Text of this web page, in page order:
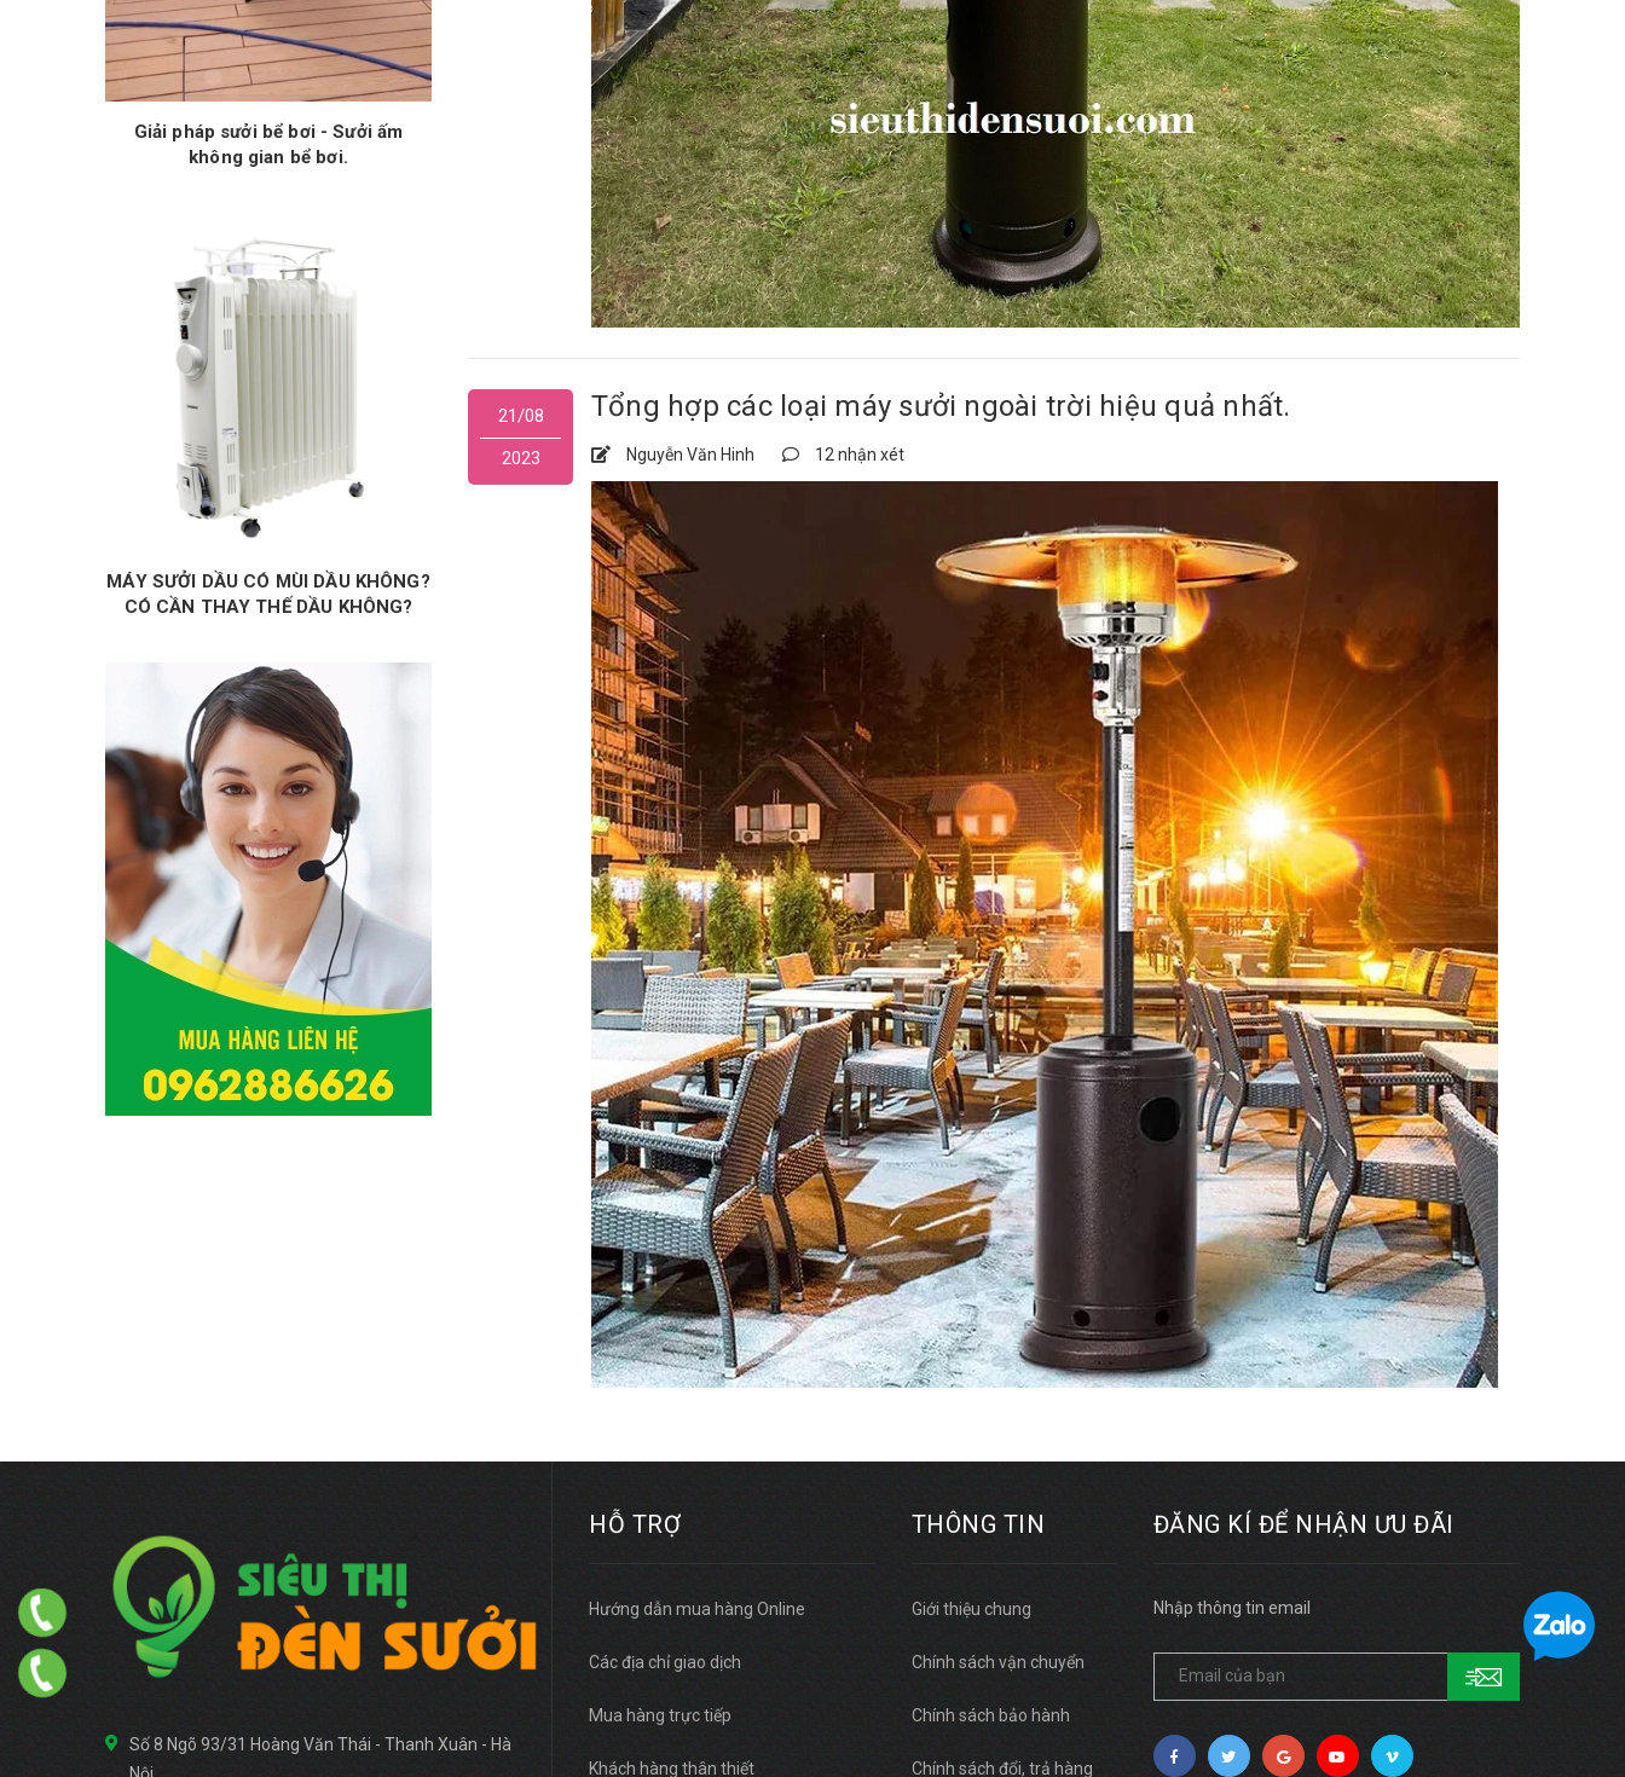
21/08
2023
Tổng hợp các loại máy sưởi ngoài trời hiệu quả nhất.
Nguyễn Văn Hinh 12 nhận xét
Giải pháp sưởi bể bơi - Sưởi ấm
không gian bể bơi.
MÁY SƯỞI DẦU CÓ MÙI DẦU KHÔNG?
CÓ CẦN THAY THẾ DẦU KHÔNG?
Số 8 Ngõ 93/31 Hoàng Văn Thái - Thanh Xuân - Hà
Nội
HỖ TRỢ
Hướng dẫn mua hàng Online
Các địa chỉ giao dịch
Mua hàng trực tiếp
Khách hàng thân thiết
THÔNG TIN
Giới thiệu chung
Chính sách vận chuyển
Chính sách bảo hành
Chính sách đổi, trả hàng
ĐĂNG KÍ ĐỂ NHẬN ƯU ĐÃI
Nhập thông tin email